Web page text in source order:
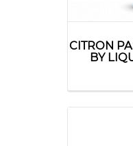
CITRON
BY